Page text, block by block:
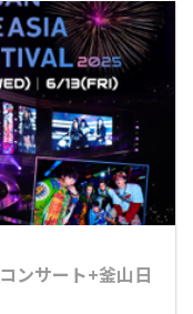
ンサート+釜山日